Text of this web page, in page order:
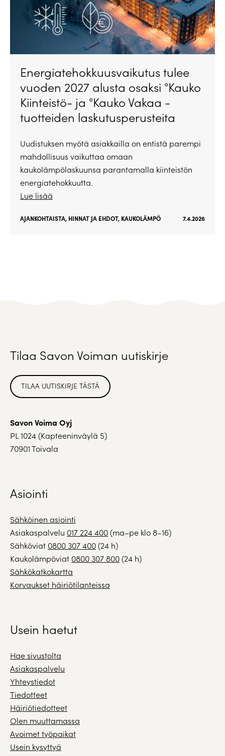
Energiatehokkuusvaikutus tulee
vuoden 2027 alusta osaksi °Kauko
Kiinteistö- ja °Kauko Vakaa -
tuotteiden laskutusperusteita
Uudistuksen myötä asiakkailla on entistä parempi
mahdollisuus vaikuttaa omaan
kaukolämpölaskuunsa parantamalla kiinteistön
energiatehokkuutta.
Lue lisää
AJANKOHTAISTA, HINNAT JA EHDOT, KAUKOLÄMPÖ 7.4.2026
Tilaa Savon Voiman uutiskirje
TILAA UUTISKIRJE TÄSTÄ
Savon Voima Oyj
PL 1024 (Kapteeninväylä 5)
70901 Toivala
Asiointi
Sähköinen asiointi
Asiakaspalvelu 017 224 400(ma–pe klo 8–16)
Sähköviat 0800 307 400(24 h)
Kaukolämpöviat 0800 307 800(24 h)
Sähkökatkokartta
Korvaukset häiriötilanteissa
Usein haetut
Hae sivustolta
Asiakaspalvelu
Yhteystiedot
Tiedotteet
Häiriötiedotteet
Olen muuttamassa
Avoimet työpaikat
Usein kysyttyä